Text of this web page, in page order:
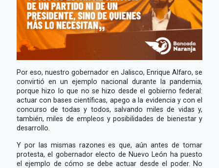
Por eso, nuestro gobernador en Jalisco, Enrique Alfaro, se
convirtió en un ejemplo nacional durante la pandemia,
porque hizo lo que no se hizo desde el gobierno federal:
actuar con bases científicas, apego a la evidencia y con el
concurso de todas y todos, salvando miles de vidas y,
también, miles de empleos y posibilidades de bienestar y
desarrollo.
Y por las mismas razones es que, aún antes de tomar
protesta, el gobernador electo de Nuevo León ha puesto
el ejemplo de cómo se debe actuar desde el poder. No